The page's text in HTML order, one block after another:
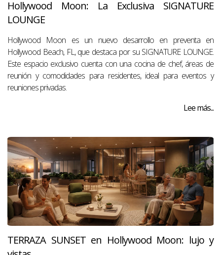
Hollywood Moon: La Exclusiva SIGNATURE
LOUNGE
Hollywood Moon es un nuevo desarrollo en preventa en
Hollywood Beach, FL, que destaca por su SIGNATURE LOUNGE.
Este espacio exclusivo cuenta con una cocina de chef, áreas de
reunión y comodidades para residentes, ideal para eventos y
reuniones privadas.
Lee más...
TERRAZA SUNSET en Hollywood Moon: lujo y